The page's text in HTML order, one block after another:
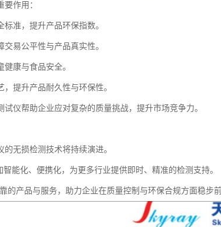
作用：
准，提升产品环保指数。
易公平性与产品真实性。
康与食品安全。
提升产品耐久性与环保性。
仪帮助企业应对复杂的质量挑战，提升市场竞争力。
无损检测技术将持续演进。
能化、便携化，为更多行业提供即时、精准的检测支持。
的产品与服务，助力企业在质量控制与环保合规方面稳步前